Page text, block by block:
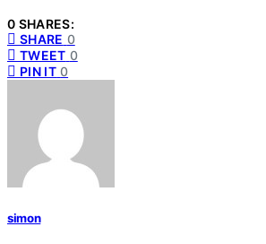
0 SHARES:
SHARE 0
TWEET 0
PIN IT 0
simon